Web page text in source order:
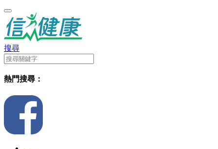
搜尋
熱門搜尋：